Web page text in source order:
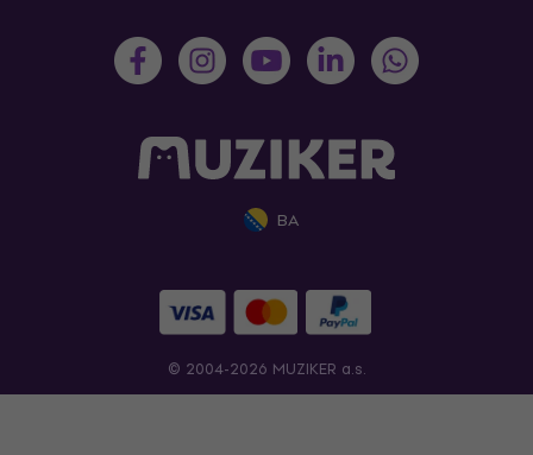
BA
© 2004-2026 MUZIKER a.s.